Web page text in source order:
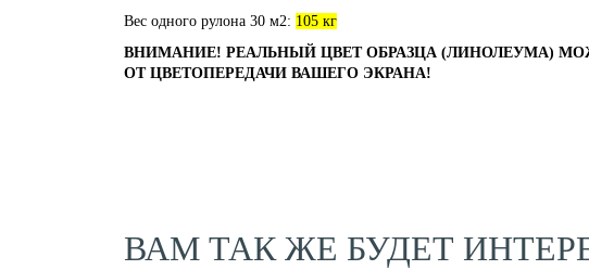
Вес одного рулона 30 м2: 105 кг
ВНИМАНИЕ! РЕАЛЬНЫЙ ЦВЕТ ОБРАЗЦА (ЛИНОЛЕУМА)
ОТ ЦВЕТОПЕРЕДАЧИ ВАШЕГО ЭКРАНА!
ВАМ ТАК ЖЕ БУДЕТ